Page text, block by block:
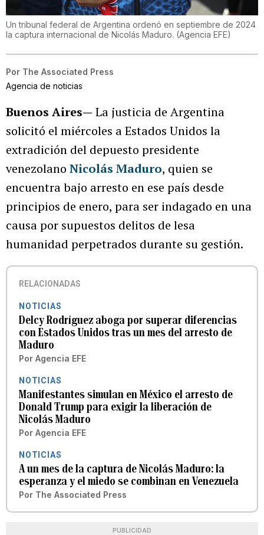
Un tribunal federal de Argentina ordenó en septiembre de 2024
la captura internacional de Nicolás Maduro. (Agencia EFE)
Por The Associated Press
Agencia de noticias
Buenos Aires— La justicia de Argentina
solicitó el miércoles a Estados Unidos la
extradición del depuesto presidente
venezolano Nicolás Maduro, quien se
encuentra bajo arresto en ese país desde
principios de enero, para ser indagado en una
causa por supuestos delitos de lesa
humanidad perpetrados durante su gestión.
RELACIONADAS
NOTICIAS
Delcy Rodríguez aboga por superar diferencias
con Estados Unidos tras un mes del arresto de
Maduro
Por Agencia EFE
NOTICIAS
Manifestantes simulan en México el arresto de
Donald Trump para exigir la liberación de
Nicolás Maduro
Por Agencia EFE
NOTICIAS
A un mes de la captura de Nicolás Maduro: la
esperanza y el miedo se combinan en Venezuela
Por The Associated Press
PUBLICIDAD